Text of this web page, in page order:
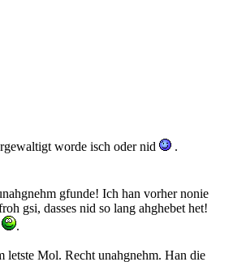
worde isch oder nid .
gfunde! Ich han vorher nonie
gsi, dasses nid so lang ahghebet het!
.
letste Mol. Recht unahgnehm. Han die